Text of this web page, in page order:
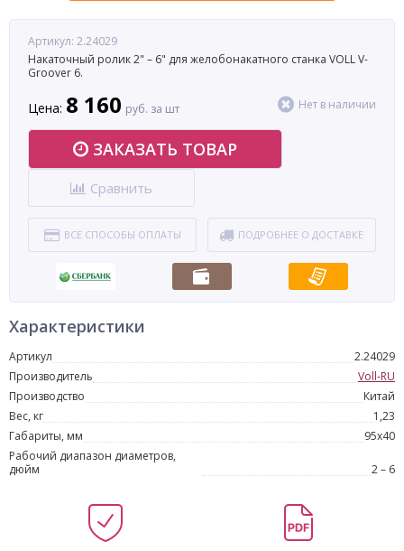
Артикул: 2.24029
Накаточный ролик 2" – 6" для желобонакатного станка VOLL V-
Groover 6.
Цена: 8 160 руб. за шт Нет в наличии
ЗАКАЗАТЬ ТОВАР
Сравнить
ВСЕ СПОСОБЫ ОПЛАТЫ ПОДРОБНЕЕ О ДОСТАВКЕ
Характеристики
Артикул
2.24029
Производитель
Voll-RU
Производство
Китай
Вес, кг
1,23
Габариты, мм
95х40
Рабочий диапазон диаметров,
дюйм
2 – 6